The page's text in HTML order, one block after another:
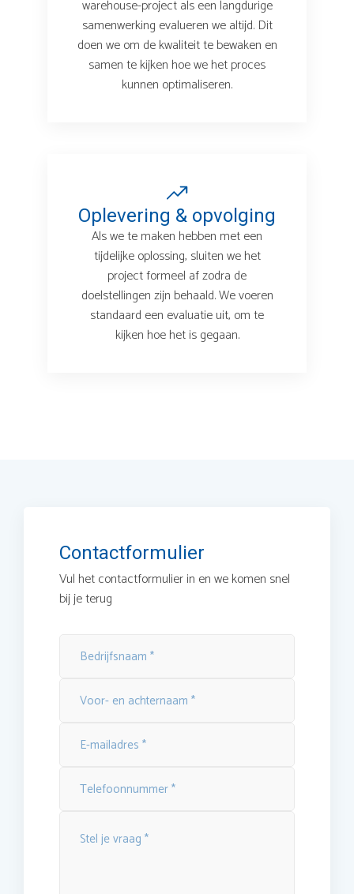
warehouse-project als een langdurige
samenwerking evalueren we altijd. Dit
doen we om de kwaliteit te bewaken en
samen te kijken hoe we het proces
kunnen optimaliseren.
Oplevering & opvolging
Als we te maken hebben met een
tijdelijke oplossing, sluiten we het
project formeel af zodra de
doelstellingen zijn behaald. We voeren
standaard een evaluatie uit, om te
kijken hoe het is gegaan.
Contactformulier
Vul het contactformulier in en we komen snel
bij je terug